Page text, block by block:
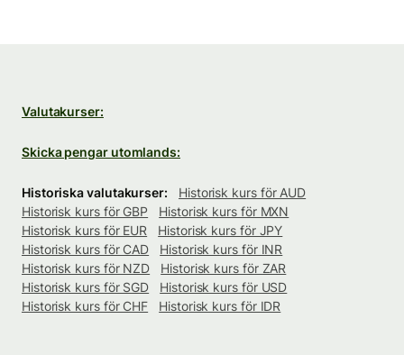
Valutakurser:
Skicka pengar utomlands:
Historiska valutakurser:
Historisk kurs för AUD
Historisk kurs för GBP
Historisk kurs för MXN
Historisk kurs för EUR
Historisk kurs för JPY
Historisk kurs för CAD
Historisk kurs för INR
Historisk kurs för NZD
Historisk kurs för ZAR
Historisk kurs för SGD
Historisk kurs för USD
Historisk kurs för CHF
Historisk kurs för IDR